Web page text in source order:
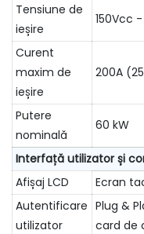
Tensiune de
ieșire
150Vcc
Curent
maxim de
ieșire
200A
Putere
nominală
60 kW
Interfață utilizator și
Afișaj LCD
Ecran
Autentificare
utilizator
Plug &
card de